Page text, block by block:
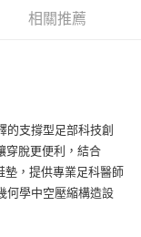
「AFTEE先享後付」
。
相關推薦
的支撐型足部科技創
穿脫更便利，結合
，提供專業足科醫師
何學中空壓縮構造設